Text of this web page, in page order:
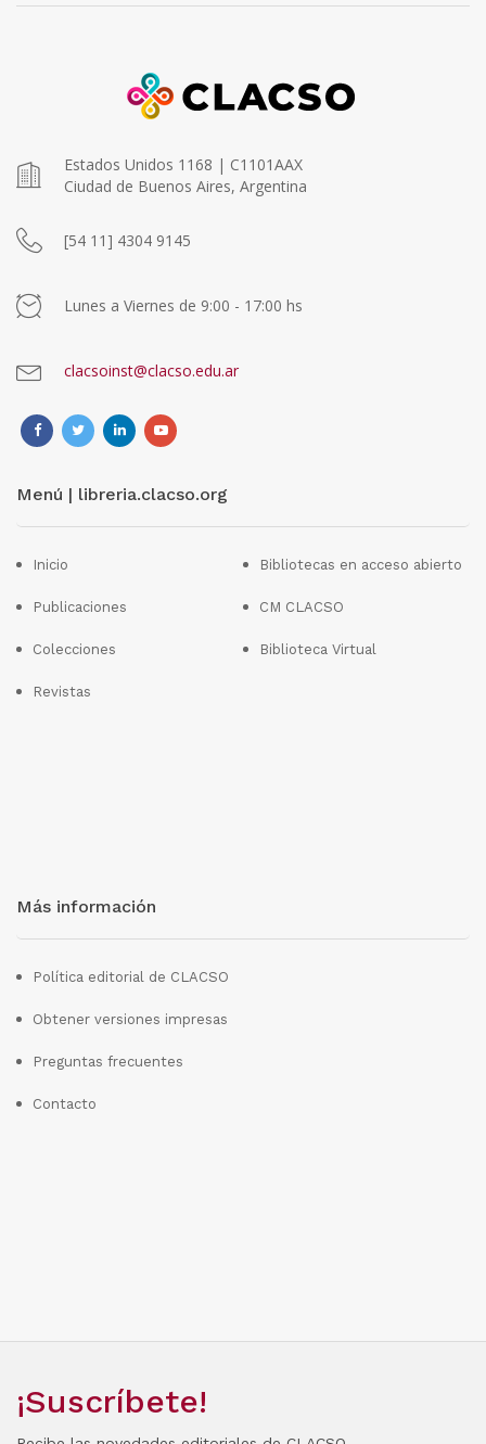
Estados Unidos 1168 | C1101AAX
Ciudad de Buenos Aires, Argentina
[54 11] 4304 9145
Lunes a Viernes de 9:00 - 17:00 hs
clacsoinst@clacso.edu.ar
Menú | libreria.clacso.org
Inicio
Publicaciones
Colecciones
Revistas
Bibliotecas en acceso abierto
CM CLACSO
Biblioteca Virtual
Más información
Política editorial de CLACSO
Obtener versiones impresas
Preguntas frecuentes
Contacto
¡Suscríbete!